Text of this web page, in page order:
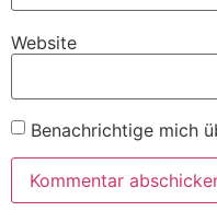
Website
Benachrichtige mich